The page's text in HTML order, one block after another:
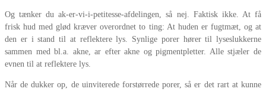
Og tænker du ak-er-vi-i-petitesse-afdelingen, så nej. Faktisk ikke. At få
frisk hud med glød kræver overordnet to ting: At huden er fugtmæt, og at
den er i stand til at reflektere lys. Synlige porer hører til lyseslukkerne
sammen med bl.a. akne, ar efter akne og pigmentpletter. Alle stjæler de
evnen til at reflektere lys.
Når de dukker op, de uinviterede forstørrede porer, så er det rart at kunne